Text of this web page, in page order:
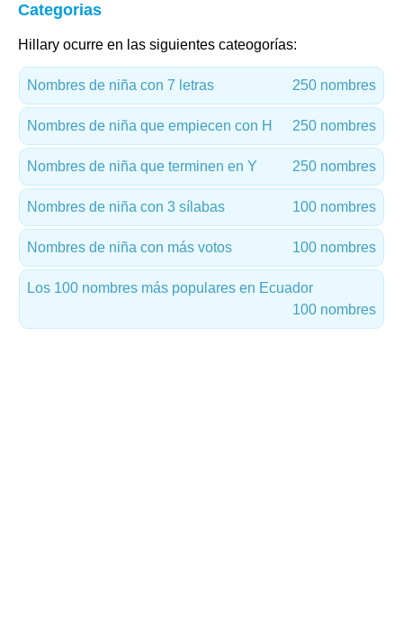
Categorias
Hillary ocurre en las siguientes cateogorías:
Nombres de niña con 7 letras 250 nombres
Nombres de niña que empiecen con H 250 nombres
Nombres de niña que terminen en Y 250 nombres
Nombres de niña con 3 sílabas 100 nombres
Nombres de niña con más votos 100 nombres
Los 100 nombres más populares en Ecuador
100 nombres